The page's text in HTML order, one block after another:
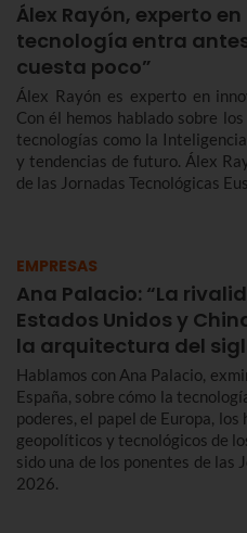
Álex Rayón, experto
tecnología entra
cuesta poco”
Álex Rayón es experto en
Con él hemos hablado sobre
tecnologías como la
y tendencias de futuro. Álex
de las Jornadas Tecnológicas
EMPRESAS
Ana Palacio: “La
Estados Unidos y
la arquitectura del
Hablamos con Ana Palacio,
España, sobre cómo la
poderes, el papel de Europa,
geopolíticos y tecnológicos de
sido una de los ponentes de las
2026.